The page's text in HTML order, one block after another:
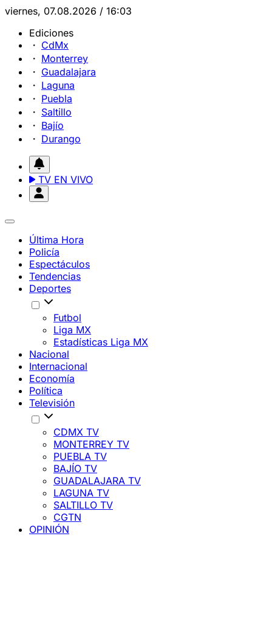
viernes, 07.08.2026 / 16:03
Ediciones
CdMx
Monterrey
Guadalajara
Laguna
Puebla
Saltillo
Bajío
Durango
TV EN VIVO
Última Hora
Policía
Espectáculos
Tendencias
Deportes
Futbol
Liga MX
Estadísticas Liga MX
Nacional
Internacional
Economía
Política
Televisión
CDMX TV
MONTERREY TV
PUEBLA TV
BAJÍO TV
GUADALAJARA TV
LAGUNA TV
SALTILLO TV
CGTN
OPINIÓN